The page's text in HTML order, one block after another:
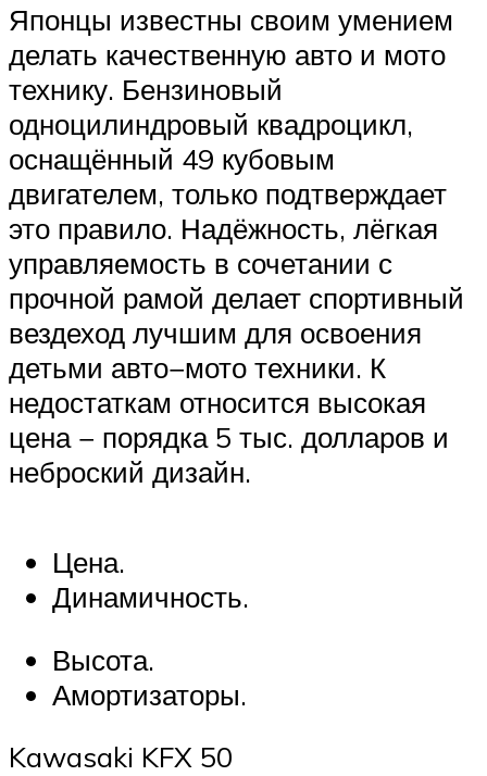
Японцы известны своим умением
делать качественную авто и мото
технику. Бензиновый
одноцилиндровый квадроцикл,
оснащённый 49 кубовым
двигателем, только подтверждает
это правило. Надёжность, лёгкая
управляемость в сочетании с
прочной рамой делает спортивный
вездеход лучшим для освоения
детьми авто−мото техники. К
недостаткам относится высокая
цена − порядка 5 тыс. долларов и
неброский дизайн.
Цена.
Динамичность.
Высота.
Амортизаторы.
Kawasaki KFX 50